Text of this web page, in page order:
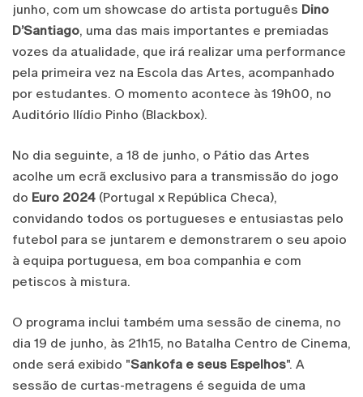
junho, com um showcase do artista português Dino
D’Santiago, uma das mais importantes e premiadas
vozes da atualidade, que irá realizar uma performance
pela primeira vez na Escola das Artes, acompanhado
por estudantes. O momento acontece às 19h00, no
Auditório Ilídio Pinho (Blackbox).
No dia seguinte, a 18 de junho, o Pátio das Artes
acolhe um ecrã exclusivo para a transmissão do jogo
do Euro 2024 (Portugal x República Checa),
convidando todos os portugueses e entusiastas pelo
futebol para se juntarem e demonstrarem o seu apoio
à equipa portuguesa, em boa companhia e com
petiscos à mistura.
O programa inclui também uma sessão de cinema, no
dia 19 de junho, às 21h15, no Batalha Centro de Cinema,
onde será exibido "Sankofa e seus Espelhos". A
sessão de curtas-metragens é seguida de uma